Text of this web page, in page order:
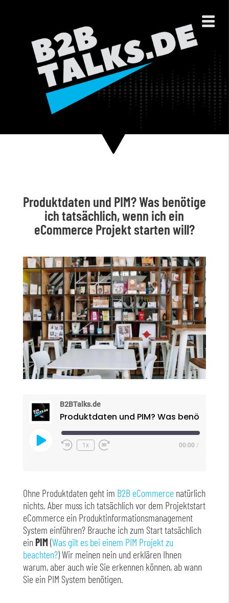
Produktdaten und PIM? Was benötige
ich tatsächlich, wenn ich ein
eCommerce Projekt starten will?
B2BTalks.de
Play
1x 00:00 /
TEILEN
LINK
EMBED
Ohne Produktdaten geht im B2B eCommerce natürlich
nichts. Aber muss ich tatsächlich vor dem Projektstart
eCommerce ein Produktinformationsmanagement
System einführen? Brauche ich zum Start tatsächlich
einPIM(Was gilt es bei einem PIM Projekt zu
beachten?) Wir meinen nein und erklären Ihnen
warum, aber auch wie Sie erkennen können, ab wann
Sie ein PIM System benötigen.